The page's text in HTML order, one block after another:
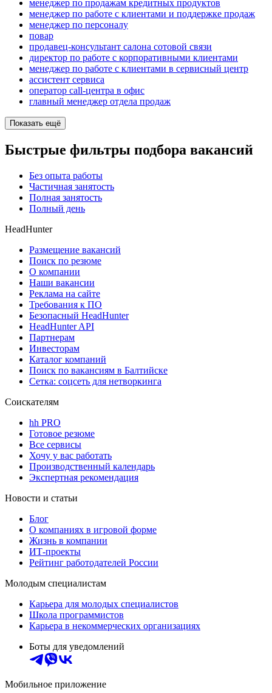
менеджер по продажам кредитных продуктов
менеджер по работе с клиентами и поддержке продаж
менеджер по персоналу
повар
продавец-консультант салона сотовой связи
директор по работе с корпоративными клиентами
менеджер по работе с клиентами в сервисный центр
ассистент сервиса
оператор call-центра в офис
главный менеджер отдела продаж
Показать ещё
Быстрые фильтры подбора вакансий
Без опыта работы
Частичная занятость
Полная занятость
Полный день
HeadHunter
Размещение вакансий
Поиск по резюме
О компании
Наши вакансии
Реклама на сайте
Требования к ПО
Безопасный HeadHunter
HeadHunter API
Партнерам
Инвесторам
Каталог компаний
Поиск по вакансиям в Балтийске
Сетка: соцсеть для нетворкинга
Соискателям
hh PRO
Готовое резюме
Все сервисы
Хочу у вас работать
Производственный календарь
Экспертная рекомендация
Новости и статьи
Блог
О компаниях в игровой форме
Жизнь в компании
ИТ-проекты
Рейтинг работодателей России
Молодым специалистам
Карьера для молодых специалистов
Школа программистов
Карьера в некоммерческих организациях
Боты для уведомлений
Мобильное приложение